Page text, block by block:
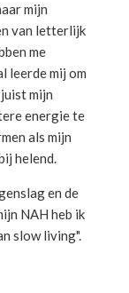
mijn
van letterlijk
me
leerde mij om
mijn
energie te
als mijn
helend.
en de
NAH heb ik
slow living".